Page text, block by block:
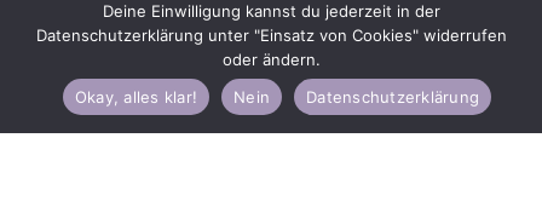
Damen Armbänder Armband Sets
Turmalin
Set „Cherry Bubble“
Deine Einwilligung kannst du jederzeit in der
Datenschutzerklärung unter "Einsatz von Cookies" widerrufen
oder ändern.
Okay, alles klar!
Nein Datenschutzerklärung